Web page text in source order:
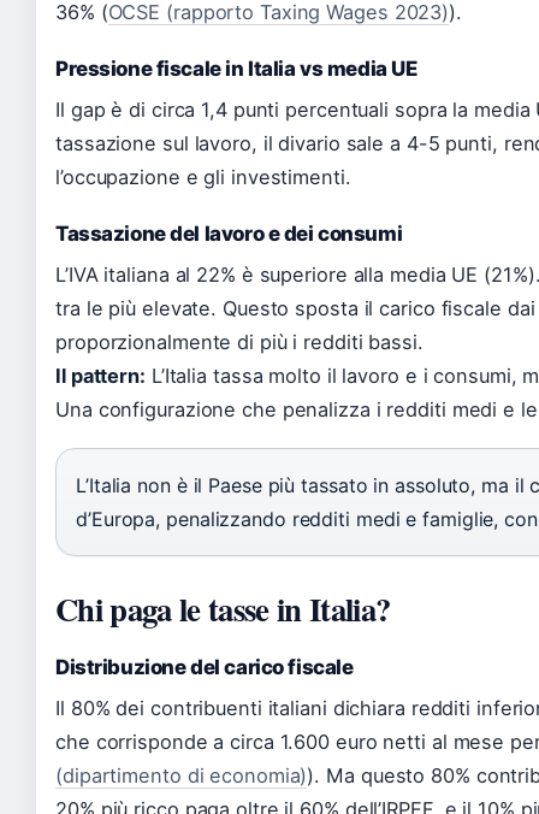
36% (OCSE (rapporto Taxing Wages 2023)).
Pressione fiscale in Italia vs media UE
Il gap è di circa 1,4 punti percentuali sopra la
tassazione sul lavoro, il divario sale a 4-5 punti,
l’occupazione e gli investimenti.
Tassazione del lavoro e dei consumi
L’IVA italiana al 22% è superiore alla media UE
tra le più elevate. Questo sposta il carico fiscale
proporzionalmente di più i redditi bassi.
Il pattern: L’Italia tassa molto il lavoro e i consumi,
Una configurazione che penalizza i redditi medi e
L’Italia non è il Paese più tassato in assoluto, ma
d’Europa, penalizzando redditi medi e famiglie,
Chi paga le tasse in Italia?
Distribuzione del carico fiscale
Il 80% dei contribuenti italiani dichiara redditi
che corrisponde a circa 1.600 euro netti al mese
(dipartimento di economia)). Ma questo 80%